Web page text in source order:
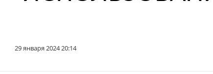
29 января 2024 20:14